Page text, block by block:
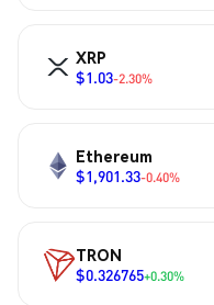
XRP
$1.03-2.30%
Ethereum
$1,901.33-0.40%
TRON
$0.326765+0.30%